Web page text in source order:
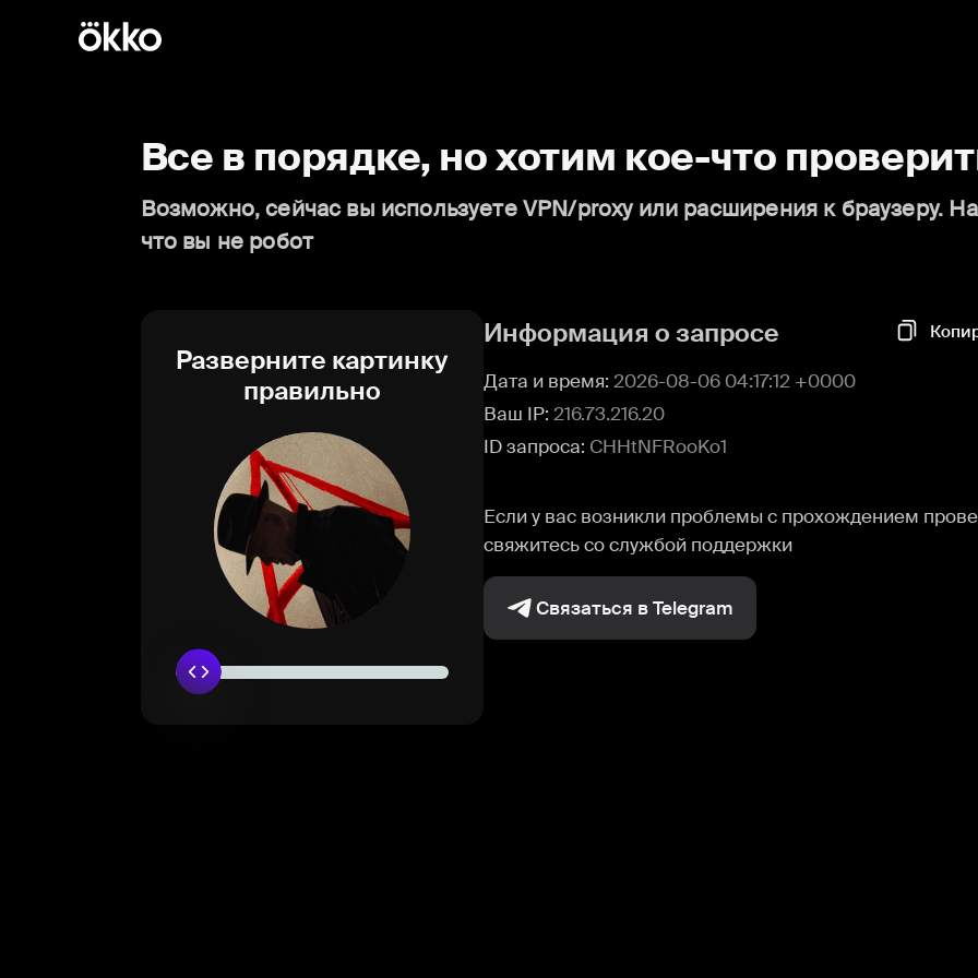
Все в порядке, но хотим кое-что
Возможно, сейчас вы используете VPN/proxy или расширения к браузеру.
что вы не робот
Разверните картинку
правильно
Информация о запросе
Дата и время: 2026-08-06 04:17:12 +0000
Ваш IP: 216.73.216.20
ID запроса: CHHtNFRooKo1
Если у вас возникли проблемы с прохождением
свяжитесь со службой поддержки
Связаться в Telegram